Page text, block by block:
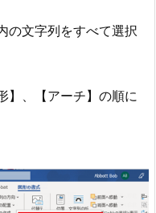
の文字列をすべて選択
】、【アーチ】の順に